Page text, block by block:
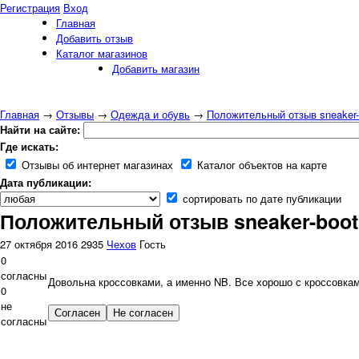
Регистрация Вход
Главная
Добавить отзыв
Каталог магазинов
Добавить магазин
Главная → Отзывы → Одежда и обувь → Положительный отзыв
Найти на сайте:
Где искать:
Отзывы об интернет магазинах
Каталог объектов на карте
Дата публикации:
сортировать по дате публикации
Положительный отзыв sneaker-
27 октября 2016 2935 Чехов Гость
0
согласны
0
не
согласны
Довольна кроссовками, а именно NB. Все хорошо с